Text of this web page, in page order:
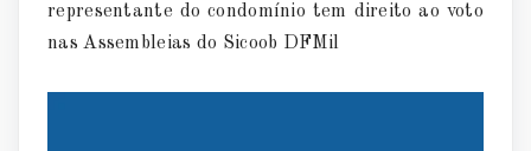
representante do condomínio tem direito ao voto
nas Assembleias do Sicoob DFMil